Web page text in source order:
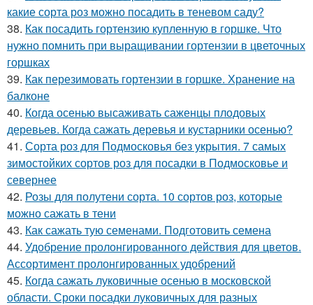
какие сорта роз можно посадить в теневом саду?
38. Как посадить гортензию купленную в горшке. Что
нужно помнить при выращивании гортензии в цветочных
горшках
39. Как перезимовать гортензии в горшке. Хранение на
балконе
40. Когда осенью высаживать саженцы плодовых
деревьев. Когда сажать деревья и кустарники осенью?
41. Сорта роз для Подмосковья без укрытия. 7 самых
зимостойких сортов роз для посадки в Подмосковье и
севернее
42. Розы для полутени сорта. 10 сортов роз, которые
можно сажать в тени
43. Как сажать тую семенами. Подготовить семена
44. Удобрение пролонгированного действия для цветов.
Ассортимент пролонгированных удобрений
45. Когда сажать луковичные осенью в московской
области. Сроки посадки луковичных для разных